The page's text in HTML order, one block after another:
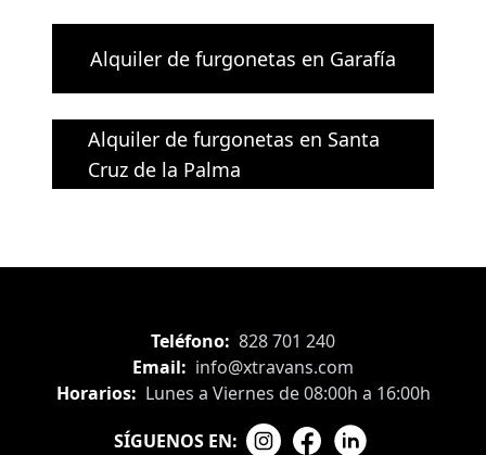
Alquiler de furgonetas en Garafía
Alquiler de furgonetas en Santa
Cruz de la Palma
Teléfono: 828 701 240
Email: info@xtravans.com
Horarios: Lunes a Viernes de 08:00h a 16:00h
SÍGUENOS EN: